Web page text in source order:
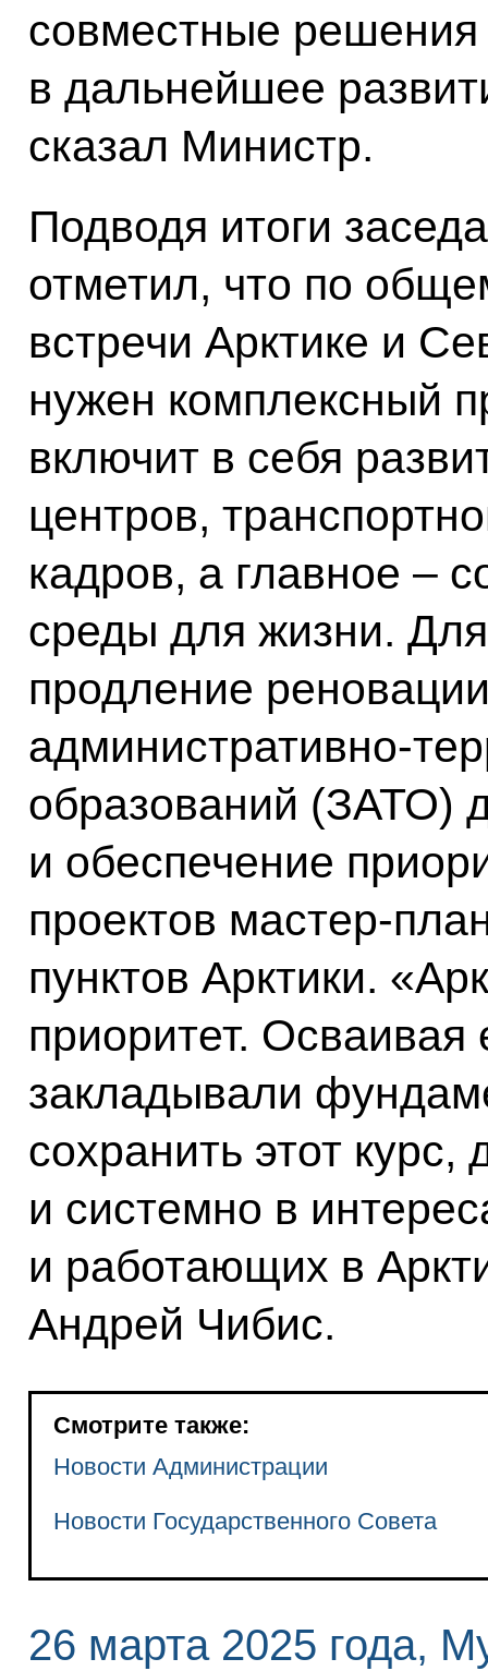
совместные
в дальнейшее
сказал Министр.
Подводя итоги
отметил, что по
встречи Арктике и
нужен комплексный
включит в себя
центров,
кадров, а главное –
среды для жизни.
продление
административно-
образований (ЗАТО)
и обеспечение
проектов мастер-
пунктов Арктики.
приоритет.
закладывали
сохранить этот курс,
и системно в
и работающих в
Андрей Чибис.
Смотрите также:
Новости Администрации
Новости Государственного Совета
26 марта 2025 года,